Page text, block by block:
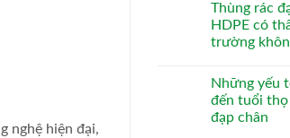
nghệ hiện đại,
Thùng rác
HDPE có
trường
Những yếu
đến tuổi
đạp chân